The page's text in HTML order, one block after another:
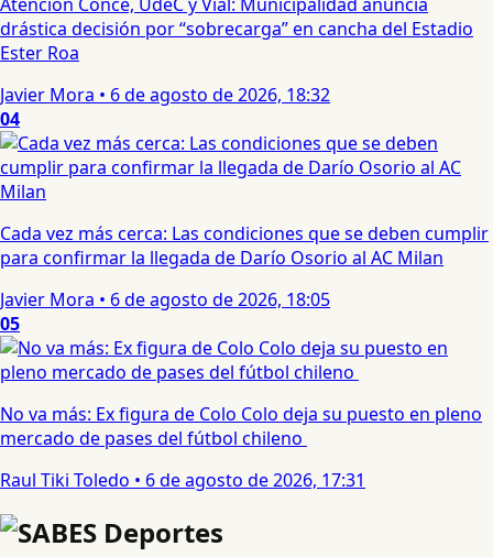
drástica decisión por “sobrecarga” en cancha del Estadio
Ester Roa
Javier Mora • 6 de agosto de 2026, 18:32
04
Cada vez más cerca: Las condiciones que se deben cumplir
para confirmar la llegada de Darío Osorio al AC Milan
Javier Mora • 6 de agosto de 2026, 18:05
05
No va más: Ex figura de Colo Colo deja su puesto en pleno
mercado de pases del fútbol chileno
Raul Tiki Toledo • 6 de agosto de 2026, 17:31